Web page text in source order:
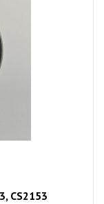
CS2153